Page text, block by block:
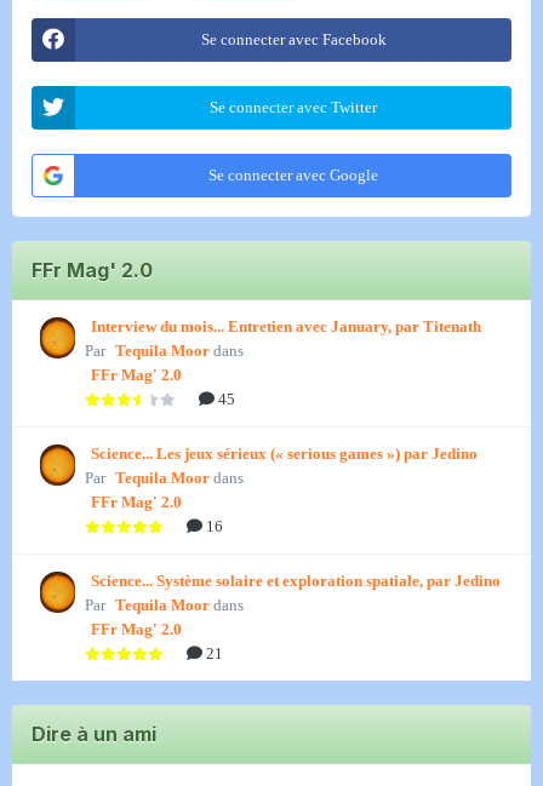
Se connecter avec Facebook
Se connecter avec Twitter
Se connecter avec Google
FFr Mag' 2.0
Interview du mois... Entretien avec January, par Titenath
Par Tequila Moor dans
FFr Mag' 2.0
45
Science... Les jeux sérieux (« serious games ») par Jedino
Par Tequila Moor dans
FFr Mag' 2.0
16
Science... Système solaire et exploration spatiale, par Jedino
Par Tequila Moor dans
FFr Mag' 2.0
21
Dire à un ami